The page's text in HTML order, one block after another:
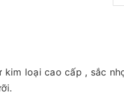
loại cao cấp , sắc